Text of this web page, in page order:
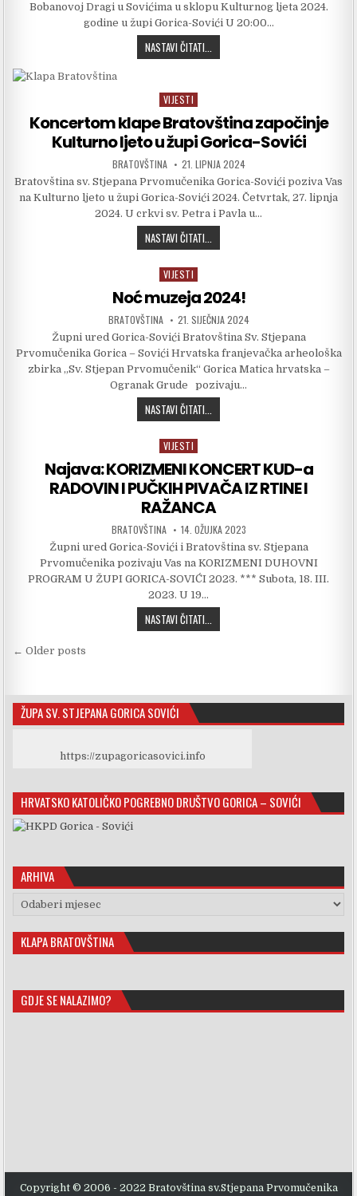
Bobanovoj Dragi u Sovićima u sklopu Kulturnog ljeta 2024.
godine u župi Gorica-Sovići U 20:00…
NASTAVI ČITATI...
Posted in
VIJESTI
Koncertom klape Bratovština započinje
Kulturno ljeto u župi Gorica-Sovići
AUTHOR:
BRATOVŠTINA PUBLISHED DATE:
21. LIPNJA 2024
Bratovština sv. Stjepana Prvomučenika Gorica-Sovići poziva Vas
na Kulturno ljeto u župi Gorica-Sovići 2024. Četvrtak, 27. lipnja
2024. U crkvi sv. Petra i Pavla u…
NASTAVI ČITATI...
Posted in
VIJESTI
Noć muzeja 2024!
AUTHOR:
BRATOVŠTINA PUBLISHED DATE:
21. SIJEČNJA 2024
Župni ured Gorica-Sovići Bratovština Sv. Stjepana
Prvomučenika Gorica – Sovići Hrvatska franjevačka arheološka
zbirka „Sv. Stjepan Prvomučenik“ Gorica Matica hrvatska –
Ogranak Grude pozivaju…
NASTAVI ČITATI...
Posted in
VIJESTI
Najava: KORIZMENI KONCERT KUD-a
RADOVIN I PUČKIH PIVAČA IZ RTINE I
RAŽANCA
AUTHOR:
BRATOVŠTINA PUBLISHED DATE:
14. OŽUJKA 2023
Župni ured Gorica-Sovići i Bratovština sv. Stjepana
Prvomučenika pozivaju Vas na KORIZMENI DUHOVNI
PROGRAM U ŽUPI GORICA-SOVIĆI 2023. *** Subota, 18. III.
2023. U 19…
NASTAVI ČITATI...
Navigacija objava
← Older posts
ŽUPA SV. STJEPANA GORICA SOVIĆI
https://zupagoricasovici.info
HRVATSKO KATOLIČKO POGREBNO DRUŠTVO GORICA – SOVIĆI
ARHIVA
Arhiva
KLAPA BRATOVŠTINA
GDJE SE NALAZIMO?
Copyright © 2006 - 2022 Bratovština sv.Stjepana Prvomučenika